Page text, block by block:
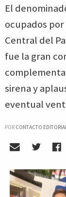
El
ocupados por
Central del
fue la gran
sirena y
eventual
POR CONTACTO